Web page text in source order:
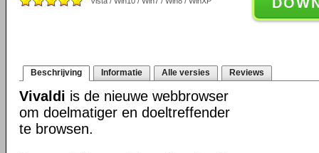
Beschrijving Informatie Alle versies Reviews
Vivaldi is de nieuwe webbrowser
om doelmatiger en doeltreffender
te browsen.